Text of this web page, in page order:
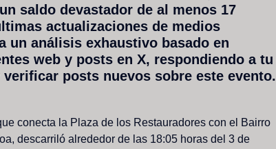
un saldo devastador de al menos 17
actualizaciones de medios
un análisis exhaustivo basado en
web y posts en X, respondiendo a tu
verificar posts nuevos sobre este evento.
conecta la Plaza de los Restauradores con el Bairro
descarriló alrededor de las 18:05 horas del 3 de